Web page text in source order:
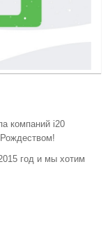
компаний i20
год и мы хотим